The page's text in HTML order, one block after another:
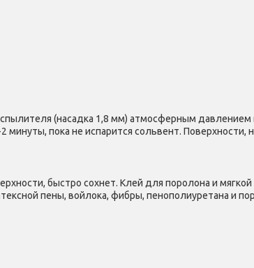
(насадка 1,8 мм) атмосферным давлением
пока не испарится сольвент. Поверхности,
быстро сохнет. Клей для поролона и
пены, войлока, фибры, пенополиуретана и